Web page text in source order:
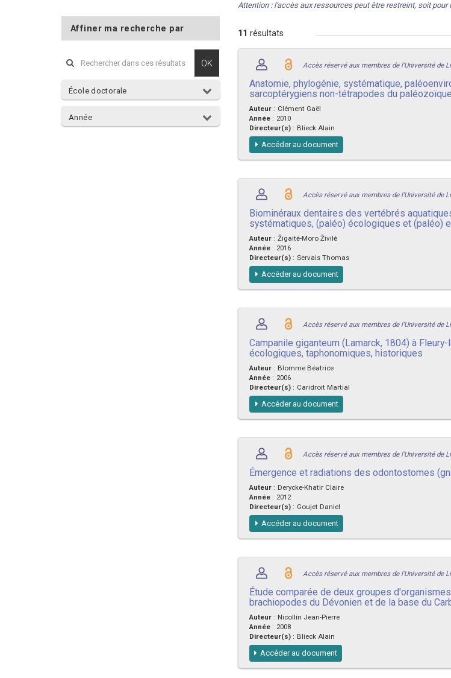
Affiner ma recherche par
OK
École doctorale
Année
Attention : l'accès aux ressources peut être restreint, soit
11 résultats
Accès réservé aux membres de l'Université de
Anatomie, phylogénie, systématique,
sarcoptérygiens non-tétrapodes du
Auteur : Clément Gaël
Année : 2010
Directeur(s) : Blieck Alain
Accéder au document
Accès réservé aux membres de l'Université de
Biominéraux dentaires des vertébrés
systématiques, (paléo) écologiques et (paléo)
Auteur : Žigaitė-Moro Živilė
Année : 2016
Directeur(s) : Servais Thomas
Accéder au document
Accès réservé aux membres de l'Université de
Campanile giganteum (Lamarck, 1804) à
écologiques, taphonomiques, historiques
Auteur : Blomme Béatrice
Année : 2006
Directeur(s) : Caridroit Martial
Accéder au document
Accès réservé aux membres de l'Université de
Émergence et radiations des odontostomes
Auteur : Derycke-Khatir Claire
Année : 2012
Directeur(s) : Goujet Daniel
Accéder au document
Accès réservé aux membres de l'Université de
Étude comparée de deux groupes
brachiopodes du Dévonien et de la base du
Auteur : Nicollin Jean-Pierre
Année : 2008
Directeur(s) : Blieck Alain
Accéder au document